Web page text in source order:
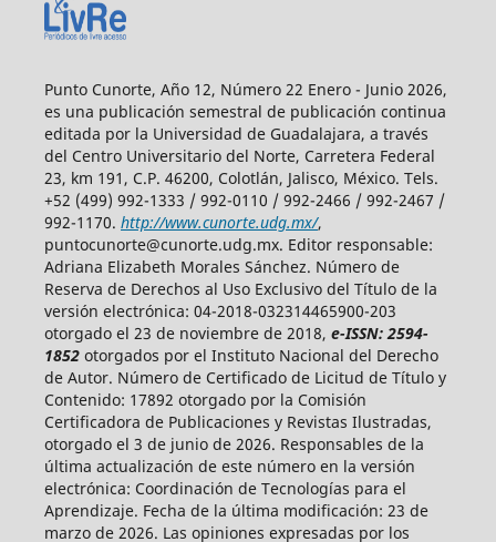
Punto Cunorte, Año 12, Número 22 Enero - Junio 2026,
es una publicación semestral de publicación continua
editada por la Universidad de Guadalajara, a través
del Centro Universitario del Norte, Carretera Federal
23, km 191, C.P. 46200, Colotlán, Jalisco, México. Tels.
+52 (499) 992-1333 / 992-0110 / 992-2466 / 992-2467 /
992-1170. http://www.cunorte.udg.mx/,
puntocunorte@cunorte.udg.mx. Editor responsable:
Adriana Elizabeth Morales Sánchez. Número de
Reserva de Derechos al Uso Exclusivo del Título de la
versión electrónica: 04-2018-032314465900-203
otorgado el 23 de noviembre de 2018, e-ISSN: 2594-
1852otorgados por el Instituto Nacional del Derecho
de Autor. Número de Certificado de Licitud de Título y
Contenido: 17892 otorgado por la Comisión
Certificadora de Publicaciones y Revistas Ilustradas,
otorgado el 3 de junio de 2026. Responsables de la
última actualización de este número en la versión
electrónica: Coordinación de Tecnologías para el
Aprendizaje. Fecha de la última modificación: 23 de
marzo de 2026. Las opiniones expresadas por los